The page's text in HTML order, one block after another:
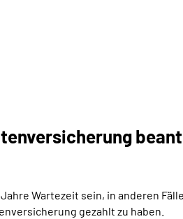
Wartezeit sein, in anderen
gezahlt zu haben.